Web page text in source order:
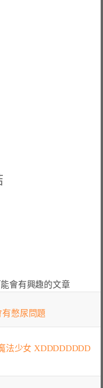
會有興趣的文章
憋尿問題
法少女 XDDDDDDDD